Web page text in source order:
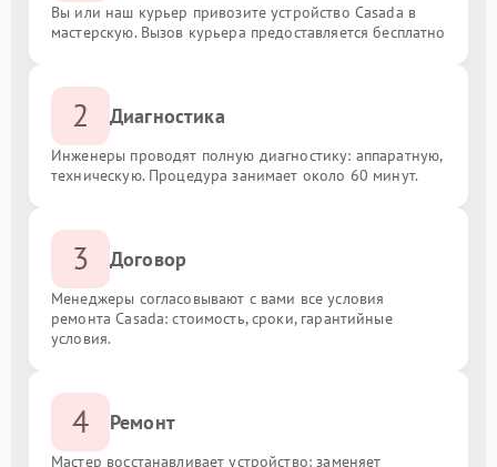
Вы или наш курьер привозите устройство Casada в
мастерскую. Вызов курьера предоставляется бесплатно
2 Диагностика
Инженеры проводят полную диагностику: аппаратную,
техническую. Процедура занимает около 60 минут.
3 Договор
Менеджеры согласовывают с вами все условия
ремонта Casada: стоимость, сроки, гарантийные
условия.
4 Ремонт
Мастер восстанавливает устройство: заменяет